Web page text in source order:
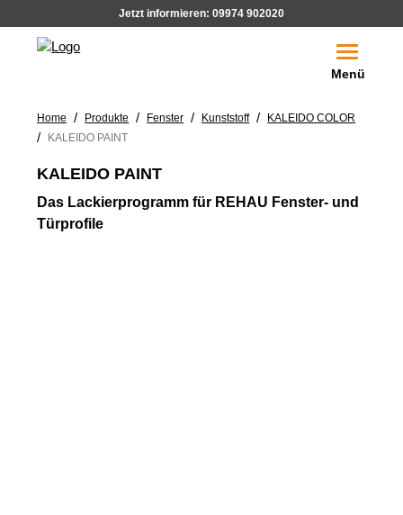
Jetzt informieren: 09974 902020
Toggle
Menü
Home / Produkte / Fenster / Kunststoff / KALEIDO COLOR
/ KALEIDO PAINT
KALEIDO PAINT
Das Lackierprogramm für REHAU Fenster- und
Türprofile